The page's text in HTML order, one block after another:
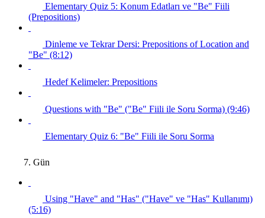
Elementary Quiz 5: Konum Edatları ve "Be" Fiili
(Prepositions)
Dinleme ve Tekrar Dersi: Prepositions of Location and
"Be" (8:12)
Hedef Kelimeler: Prepositions
Questions with "Be" ("Be" Fiili ile Soru Sorma) (9:46)
Elementary Quiz 6: "Be" Fiili ile Soru Sorma
7. Gün
Using "Have" and "Has" ("Have" ve "Has" Kullanımı)
(5:16)